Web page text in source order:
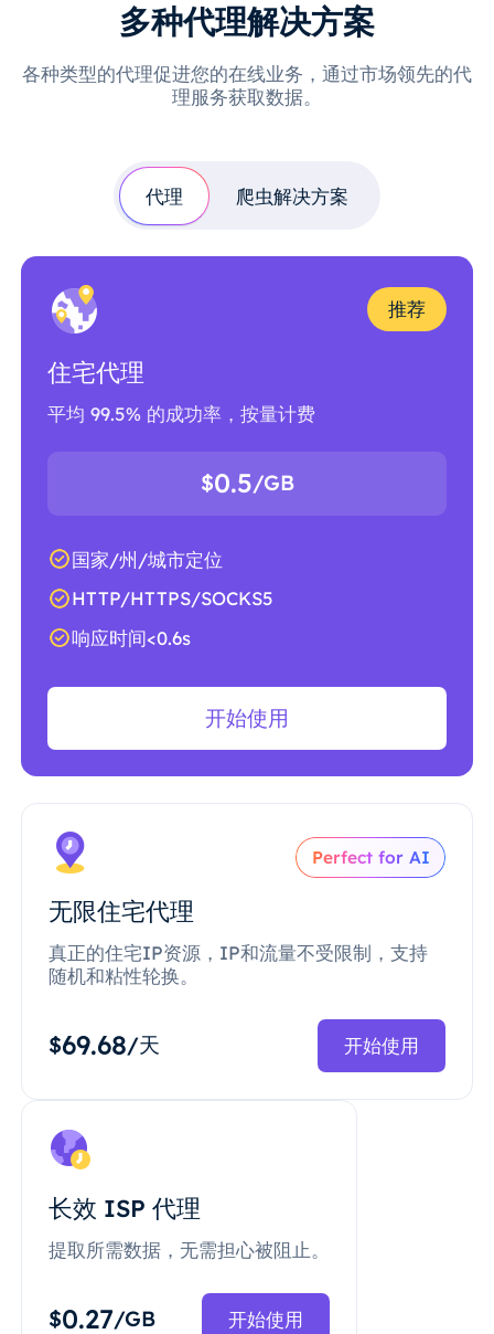
多种代理解决方案
各种类型的代理促进您的在线业务，通过市场领先的代
理服务获取数据。
代理 爬虫解决方案
推荐
住宅代理
平均 99.5% 的成功率，按量计费
$0.5/GB
国家/州/城市定位
HTTP/HTTPS/SOCKS5
响应时间<0.6s
开始使用
Perfect for AI
无限住宅代理
真正的住宅IP资源，IP和流量不受限制，支持
随机和粘性轮换。
$69.68/天 开始使用
长效 ISP 代理
提取所需数据，无需担心被阻止。
$0.27/GB 开始使用